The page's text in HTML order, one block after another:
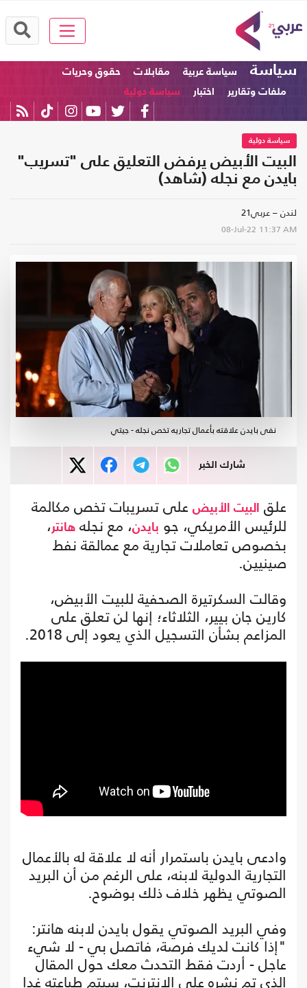
سياسة سياسة عربية مقابلات
حقوق وحريات
ملفات وتقارير
اختبار سياسة دولية
سياسة دولية
البيت الأبيض يرفض التعليق على "تسريب"
بايدن مع نجله (شاهد)
لندن – عربي21
08-Jul-22 11:37 AM
نفى بايدن علاقته بأعمال تجاريه تخص نجله - جيتي
شارك الخبر
علق البيت الأبيض على تسريبات تخص مكالمة
للرئيس الأمريكي، جو بايدن، مع نجله هانتر ،
بخصوص تعاملات تجارية مع عمالقة نفط
صينيين.
وقالت السكرتيرة الصحفية للبيت الأبيض،
كارين جان بيير، الثلاثاء؛ إنها لن تعلق على
المزاعم بشأن التسجيل الذي يعود إلى 2018.
وادعى بايدن باستمرار أنه لا علاقة له بالأعمال
التجارية الدولية لابنه، على الرغم من أن البريد
الصوتي يظهر خلاف ذلك بوضوح.
وفي البريد الصوتي يقول بايدن لابنه هانتر:
"إذا كانت لديك فرصة، فاتصل بي - لا شيء
عاجل - أردت فقط التحدث معك حول المقال
الذي تم نشره على الإنترنت، سيتم طباعته غدا